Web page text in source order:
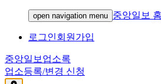
open navigation menu 중앙일보 홈
로그인회원가입
중앙일보 업소록
업소등록/변경 신청